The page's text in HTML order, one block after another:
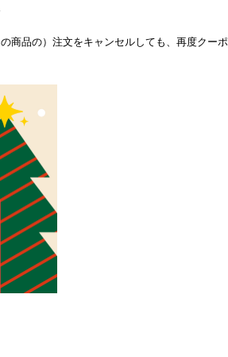
商品の）注文をキャンセルしても、再度クー